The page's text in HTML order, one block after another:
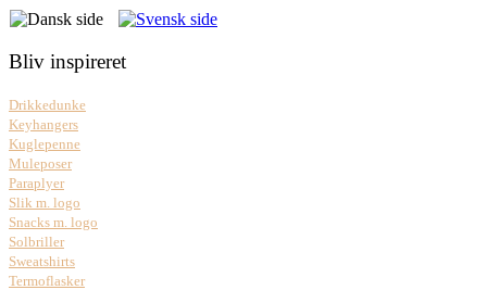
Bliv inspireret
Drikkedunke
Keyhangers
Kuglepenne
Muleposer
Paraplyer
Slik m. logo
Snacks m. logo
Solbriller
Sweatshirts
Termoflasker